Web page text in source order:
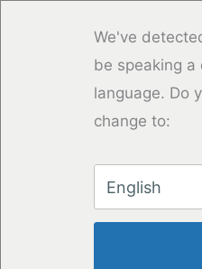
We've
be speaking
language. Do
change to:
English